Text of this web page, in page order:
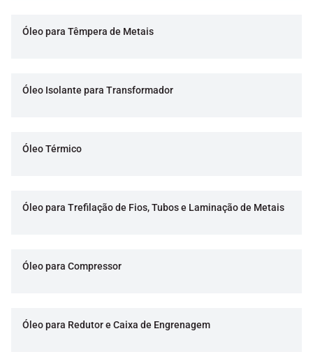
Óleo para Têmpera de Metais
Óleo Isolante para Transformador
Óleo Térmico
Óleo para Trefilação de Fios, Tubos e Laminação de Metais
Óleo para Compressor
Óleo para Redutor e Caixa de Engrenagem